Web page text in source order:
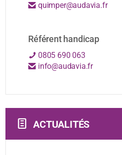
quimper@audavia.fr
Référent handicap
0805 690 063
info@audavia.fr
ACTUALITÉS